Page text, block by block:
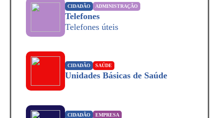
CIDADÃO ADMINISTRAÇÃO
Telefones
Telefones úteis
CIDADÃO SAÚDE
Unidades Básicas de Saúde
CIDADÃO
EMPRESA